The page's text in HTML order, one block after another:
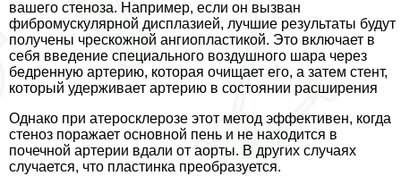
вашего стеноза. Например, если он вызван
фибромускулярной дисплазией, лучшие результаты будут
получены чрескожной ангиопластикой. Это включает в
себя введение специального воздушного шара через
бедренную артерию, которая очищает его, а затем стент,
который удерживает артерию в состоянии расширения
Однако при атеросклерозе этот метод эффективен, когда
стеноз поражает основной пень и не находится в
почечной артерии вдали от аорты. В других случаях
случается, что пластинка преобразуется.